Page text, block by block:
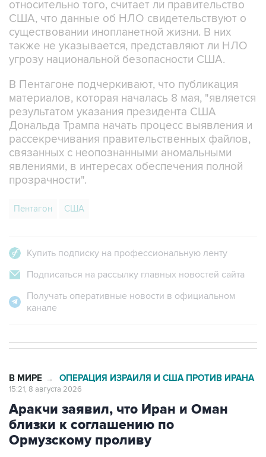
относительно того, считает ли правительство
США, что данные об НЛО свидетельствуют о
существовании инопланетной жизни. В них
также не указывается, представляют ли НЛО
угрозу национальной безопасности США.
В Пентагоне подчеркивают, что публикация
материалов, которая началась 8 мая, "является
результатом указания президента США
Дональда Трампа начать процесс выявления и
рассекречивания правительственных файлов,
связанных с неопознанными аномальными
явлениями, в интересах обеспечения полной
прозрачности".
Пентагон США
Купить подписку на профессиональную ленту
Подписаться на рассылку главных новостей сайта
Получать оперативные новости в официальном
канале
В МИРЕ → ОПЕРАЦИЯ ИЗРАИЛЯ И США ПРОТИВ ИРАНА
15:21, 8 августа 2026
Аракчи заявил, что Иран и Оман
близки к соглашению по
Ормузскому проливу